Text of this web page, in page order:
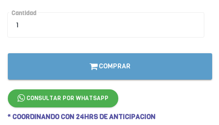
Cantidad
COMPRAR
CONSULTAR POR WHATSAPP
* COORDINANDO CON 24HRS DE ANTICIPACION